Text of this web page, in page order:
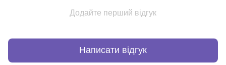
Додайте перший відгук
Написати відгук